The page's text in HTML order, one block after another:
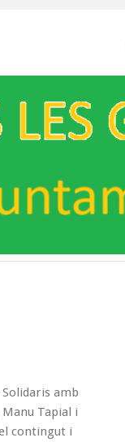
amb
Tapial i
contingut i